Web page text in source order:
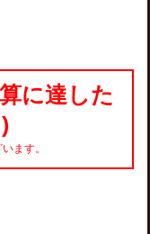
に達した
ます。